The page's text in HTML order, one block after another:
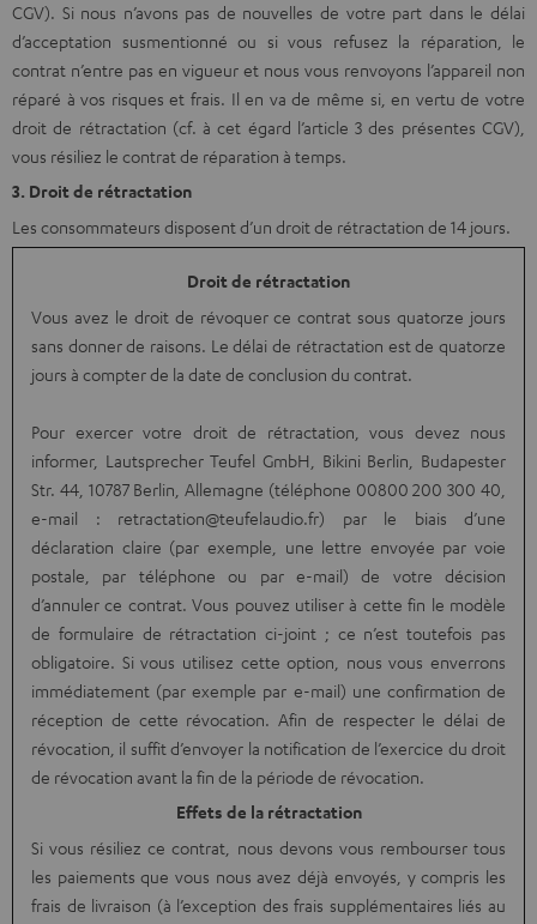
CGV). Si nous n’avons pas de nouvelles de votre part dans le délai
d’acceptation susmentionné ou si vous refusez la réparation, le
contrat n’entre pas en vigueur et nous vous renvoyons l’appareil non
réparé à vos risques et frais. Il en va de même si, en vertu de votre
droit de rétractation (cf. à cet égard l’article 3 des présentes CGV),
vous résiliez le contrat de réparation à temps.
3. Droit de rétractation
Les consommateurs disposent d’un droit de rétractation de 14 jours.
Droit de rétractation
Vous avez le droit de révoquer ce contrat sous quatorze jours
sans donner de raisons. Le délai de rétractation est de quatorze
jours à compter de la date de conclusion du contrat.
Pour exercer votre droit de rétractation, vous devez nous
informer, Lautsprecher Teufel GmbH, Bikini Berlin, Budapester
Str. 44, 10787 Berlin, Allemagne (téléphone 00800 200 300 40,
e-mail : retractation@teufelaudio.fr) par le biais d’une
déclaration claire (par exemple, une lettre envoyée par voie
postale, par téléphone ou par e-mail) de votre décision
d’annuler ce contrat. Vous pouvez utiliser à cette fin le modèle
de formulaire de rétractation ci-joint ; ce n’est toutefois pas
obligatoire. Si vous utilisez cette option, nous vous enverrons
immédiatement (par exemple par e-mail) une confirmation de
réception de cette révocation. Afin de respecter le délai de
révocation, il suffit d’envoyer la notification de l’exercice du droit
de révocation avant la fin de la période de révocation.
Effets de la rétractation
Si vous résiliez ce contrat, nous devons vous rembourser tous
les paiements que vous nous avez déjà envoyés, y compris les
frais de livraison (à l’exception des frais supplémentaires liés au